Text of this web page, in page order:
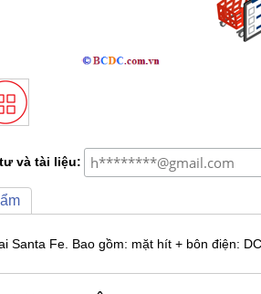
và tài liệu:
Santa Fe. Bao gồm: mặt hít + bôn điện: